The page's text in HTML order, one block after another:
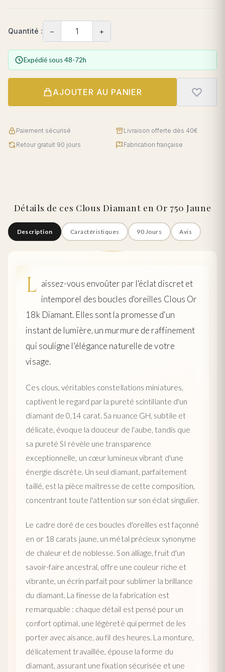
Quantité : − +
Expédié sous 48-72h
AJOUTER AU PANIER
Paiement sécurisé
Livraison offerte dès 40€
Retour gratuit 90 jours
Fabrication française
Détails de ces Clous Diamant en Or 750 Jaune
Description Caractéristiques 90 Jours Avis
L aissez-vous envoûter par l'éclat discret et
intemporel des boucles d'oreilles Clous Or
18k Diamant. Elles sont la promesse d'un
instant de lumière, un murmure de raffinement
qui souligne l'élégance naturelle de votre
visage.
Ces clous, véritables constellations miniatures,
captivent le regard par la pureté scintillante d'un
diamant de 0,14 carat. Sa nuance GH, subtile et
délicate, évoque la douceur de l'aube, tandis que
sa pureté SI révèle une transparence
exceptionnelle, un cœur lumineux vibrant d'une
énergie discrète. Un seul diamant, parfaitement
taillé, est la pièce maîtresse de cette composition,
concentrant toute l'attention sur son éclat singulier.
Le cadre doré de ces boucles d'oreilles est façonné
en or 18 carats jaune, un métal précieux synonyme
de chaleur et de noblesse. Son alliage, fruit d'un
savoir-faire ancestral, offre une couleur riche et
vibrante, un écrin parfait pour sublimer la brillance
du diamant. La finesse de la fabrication est
remarquable : chaque détail est pensé pour un
confort optimal, une légèreté qui permet de les
porter avec aisance, au fil des heures. La monture,
délicatement travaillée, épouse la forme du
diamant, assurant une fixation sécurisée et une